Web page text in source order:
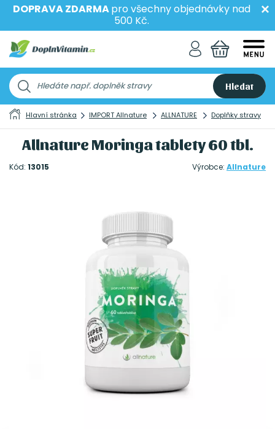
DOPRAVA ZDARMApro všechny objednávky nad
500 Kč.
Hledat
Hlavní stránka IMPORT Allnature ALLNATURE Doplňky stravy
Allnature Moringa tablety 60 tbl.
Kód: 13015 Výrobce: Allnature